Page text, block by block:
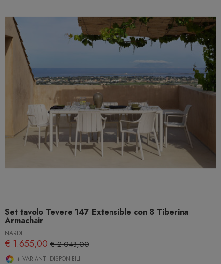
Set tavolo Tevere 147 Extensible con 8 Tiberina
Armachair
NARDI
€ 1.655,00 € 2.048,00
+ VARIANTI DISPONIBILI